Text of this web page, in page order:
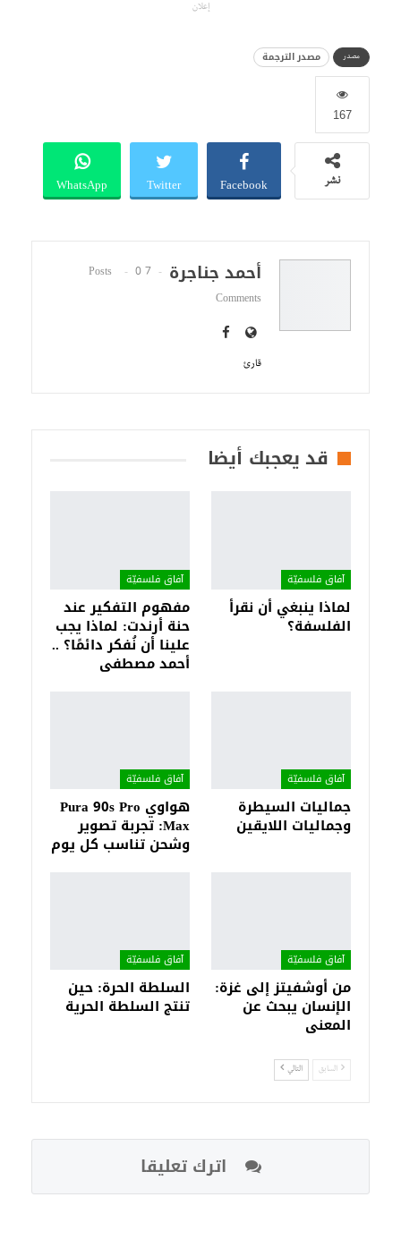
إعلان
مصدر مصدر الترجمة
167
نشر Facebook
Twitter
WhatsApp
أحمد جناجرة 7 Posts
0
Comments
قارئ
قد يعجبك أيضا
آفاق فلسفيّة‎
لماذا ينبغي أن نقرأ
الفلسفة؟
آفاق فلسفيّة‎
مفهوم التفكير عند
حنة أرندت: لماذا يجب
علينا أن نُفكر دائمًا؟ ..
أحمد مصطفى
آفاق فلسفيّة‎
جماليات السيطرة
وجماليات اللايقين
آفاق فلسفيّة‎
هواوي Pura 90s Pro
Max: تجربة تصوير
وشحن تناسب كل يوم
آفاق فلسفيّة‎
من أوشفيتز إلى غزة:
الإنسان يبحث عن
المعنى
آفاق فلسفيّة‎
السلطة الحرة: حين
تنتج السلطة الحرية
السابق التالي
اترك تعليقا